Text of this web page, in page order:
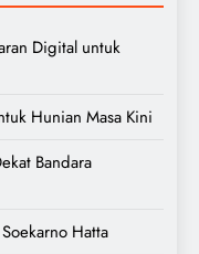
Digital untuk
Hunian Masa Kini
Bandara
Hatta